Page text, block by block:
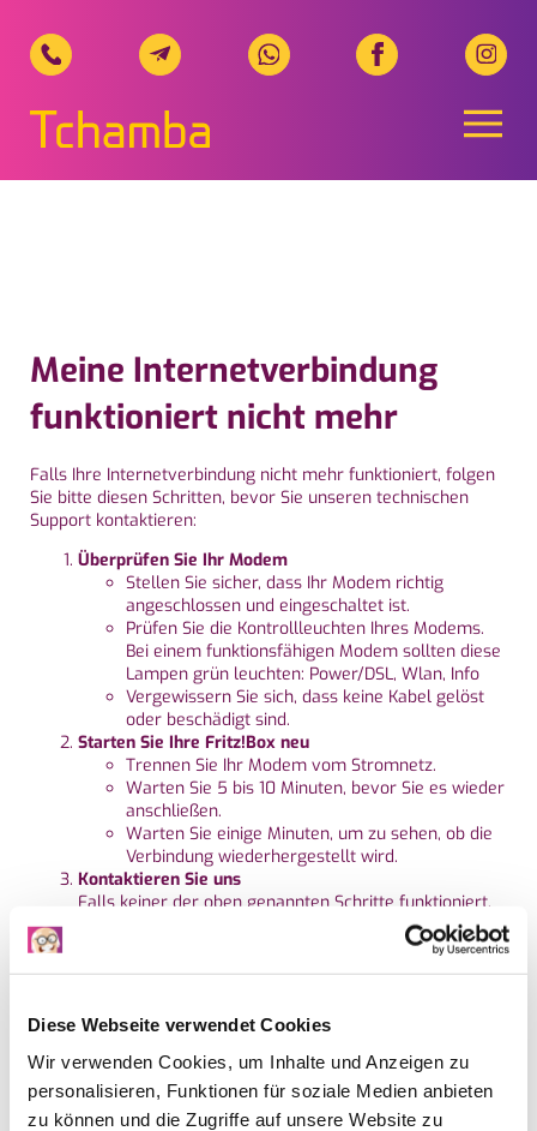
Diese Webseite verwendet Cookies
Wir verwenden Cookies, um Inhalte und Anzeigen zu
personalisieren, Funktionen für soziale Medien anbieten
zu können und die Zugriffe auf unsere Website zu
Tchamba Telecom, Ihr
Meine Internetverbindung
funktioniert nicht mehr
Falls Ihre Internetverbindung nicht mehr funktioniert, folgen
Sie bitte diesen Schritten, bevor Sie unseren technischen
Support kontaktieren:
Überprüfen Sie Ihr Modem
Stellen Sie sicher, dass Ihr Modem richtig
angeschlossen und eingeschaltet ist.
Prüfen Sie die Kontrollleuchten Ihres Modems.
Bei einem funktionsfähigen Modem sollten diese
Lampen grün leuchten: Power/DSL, Wlan, Info
Vergewissern Sie sich, dass keine Kabel gelöst
oder beschädigt sind.
Starten Sie Ihre Fritz!Box neu
Trennen Sie Ihr Modem vom Stromnetz.
Warten Sie 5 bis 10 Minuten, bevor Sie es wieder
anschließen.
Warten Sie einige Minuten, um zu sehen, ob die
Verbindung wiederhergestellt wird.
Kontaktieren Sie uns
Falls keiner der oben genannten Schritte funktioniert,
wenden Sie sich an unseren technischen Support.
Halten Sie bitte folgende Informationen bereit: Ihre
Kundennummer, eine Beschreibung des Problems
mit einem Foto).
Während der Geschäftszeiten: WhatsApp Support:
+32 484 23 23 23Telefonischer Support: + 32 87
49 00 36
E-Mail-Support:
info@tchamba.be